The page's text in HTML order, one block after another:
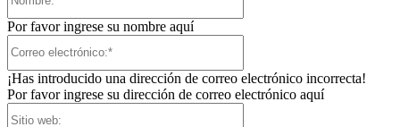
Por favor ingrese su nombre aquí
¡Has introducido una dirección de correo electrónico incorrecta!
Por favor ingrese su dirección de correo electrónico aquí